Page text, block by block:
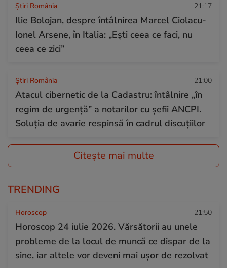
Știri România 21:17
Ilie Bolojan, despre întâlnirea Marcel Ciolacu-
Ionel Arsene, în Italia: „Eşti ceea ce faci, nu
ceea ce zici”
Știri România 21:00
Atacul cibernetic de la Cadastru: întâlnire „în
regim de urgență” a notarilor cu șefii ANCPI.
Soluția de avarie respinsă în cadrul discuțiilor
Citește mai multe
TRENDING
Horoscop 21:50
Horoscop 24 iulie 2026. Vărsătorii au unele
probleme de la locul de muncă ce dispar de la
sine, iar altele vor deveni mai ușor de rezolvat